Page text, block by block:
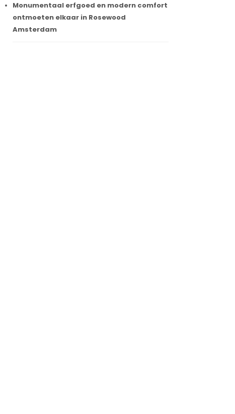
Monumentaal erfgoed en modern comfort
ontmoeten elkaar in Rosewood
Amsterdam